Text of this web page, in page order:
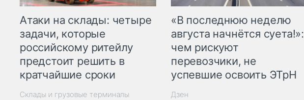
Атаки на склады: четыре
задачи, которые
российскому ритейлу
предстоит решить в
кратчайшие сроки
Склады и грузовые терминалы
«В последнюю неделю
августа начнётся суета!»:
чем рискуют
перевозчики, не
успевшие освоить ЭТрН
Дзен